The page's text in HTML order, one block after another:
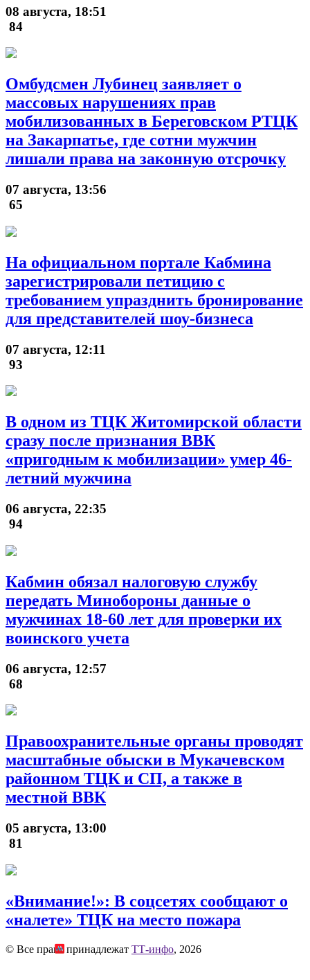
08 августа, 18:51
84
Омбудсмен Лубинец заявляет о
массовых нарушениях прав
мобилизованных в Береговском РТЦК
на Закарпатье, где сотни мужчин
лишали права на законную отсрочку
07 августа, 13:56
65
На официальном портале Кабмина
зарегистрировали петицию с
требованием упразднить бронирование
для представителей шоу-бизнеса
07 августа, 12:11
93
В одном из ТЦК Житомирской области
сразу после признания ВВК
«пригодным к мобилизации» умер 46-
летний мужчина
06 августа, 22:35
94
Кабмин обязал налоговую службу
передать Минобороны данные о
мужчинах 18-60 лет для проверки их
воинского учета
06 августа, 12:57
68
Правоохранительные органы проводят
масштабные обыски в Мукачевском
районном ТЦК и СП, а также в
местной ВВК
05 августа, 13:00
81
«Внимание!»: В соцсетях сообщают о
«налете» ТЦК на место пожара
© Все права принадлежат ТТ-инфо, 2026